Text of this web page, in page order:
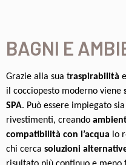
BAGNI E
Grazie alla sua traspirabilità
il cocciopesto moderno viene
SPA. Può essere impiegato
rivestimenti, creando
compatibilità con l’acqua lo
chi cerca soluzioni